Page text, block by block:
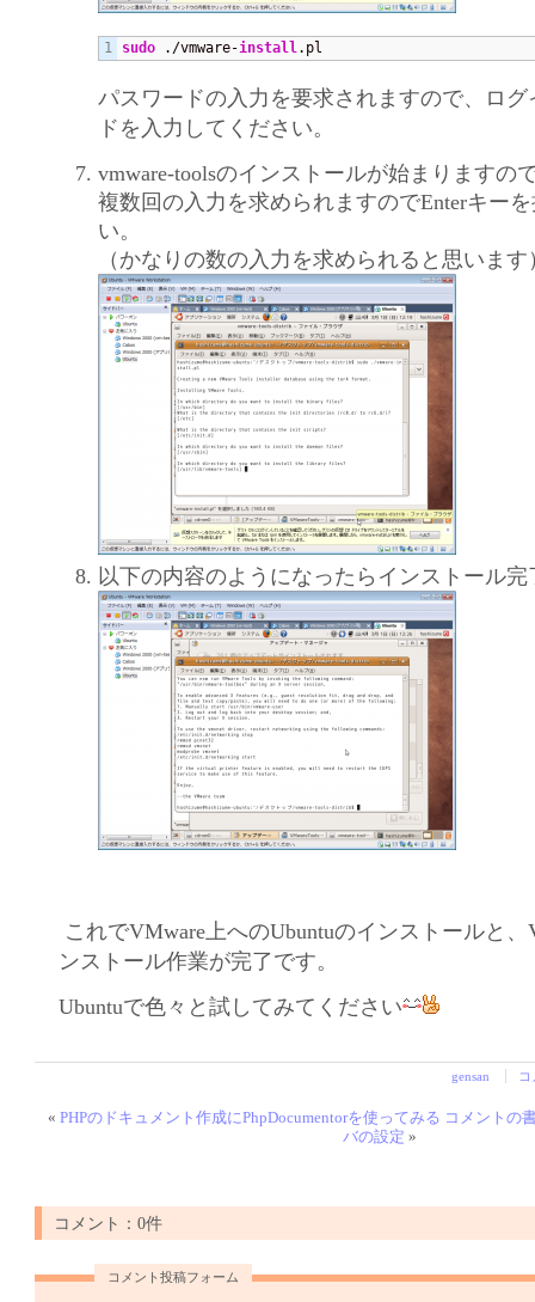
sudo ./vmware-install .pl
パスワードの入力を要求されますので、ロ
ドを入力してください。
vmware-toolsのインストールが始まりますの
複数回の入力を求められますのでEnterキー
い。
（かなりの数の入力を求められると思います
以下の内容のようになったらインストール完
これでVMware上へのUbuntuのインストールと、
ンストール作業が完了です。
Ubuntuで色々と試してみてください
gensan
«PHPのドキュメント作成にPhpDocumentorを使ってみる コメントの
バの設定 »
コメント：0件
コメント投稿フォーム